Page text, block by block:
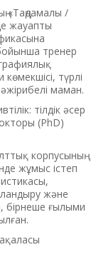
«Таңдамалы /
жауапты
тренер
түрлі
маман.
тілдік әсер
(PhD)
корпусының
жұмыс істеп
және
бірнеше ғылыми